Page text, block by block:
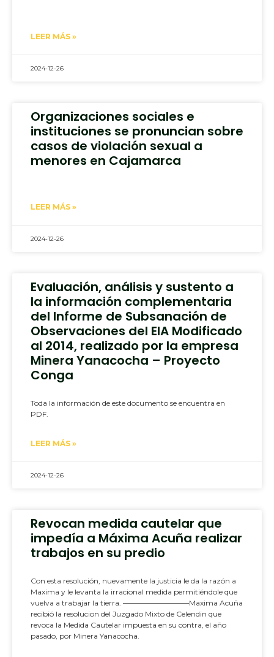
LEER MÁS »
2024-12-26
Organizaciones sociales e
instituciones se pronuncian sobre
casos de violación sexual a
menores en Cajamarca
LEER MÁS »
2024-12-26
Evaluación, análisis y sustento a
la información complementaria
del Informe de Subsanación de
Observaciones del EIA Modificado
al 2014, realizado por la empresa
Minera Yanacocha – Proyecto
Conga
Toda la información de este documento se encuentra en
PDF.
LEER MÁS »
2024-12-26
Revocan medida cautelar que
impedía a Máxima Acuña realizar
trabajos en su predio
Con esta resolución, nuevamente la justicia le da la razón a
Maxima y le levanta la irracional medida permitiéndole que
vuelva a trabajar la tierra. —————————Maxima Acuña
recibió la resolucion del Juzgado Mixto de Celendin que
revoca la Medida Cautelar impuesta en su contra, el año
pasado, por Minera Yanacocha.